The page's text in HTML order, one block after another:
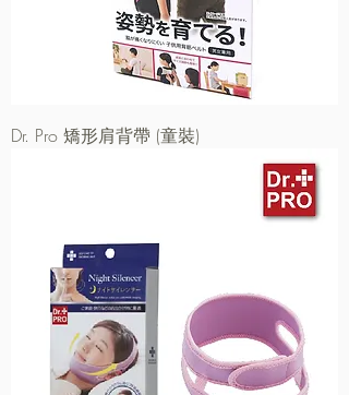
Dr. Pro 矯形肩背帶 (童裝)